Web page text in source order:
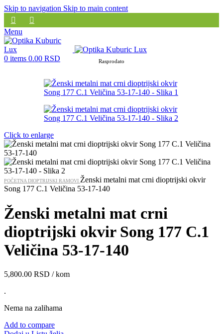
Skip to navigation Skip to main content
Menu
0 items 0.00 RSD Rasprodato
Click to enlarge
POČETNADIOPTRIJSKI RAMOVI Ženski metalni mat crni dioptrijski okvir
Song 177 C.1 Veličina 53-17-140
Ženski metalni mat crni
dioptrijski okvir Song 177 C.1
Veličina 53-17-140
5,800.00 RSD / kom
.
Nema na zalihama
Add to compare